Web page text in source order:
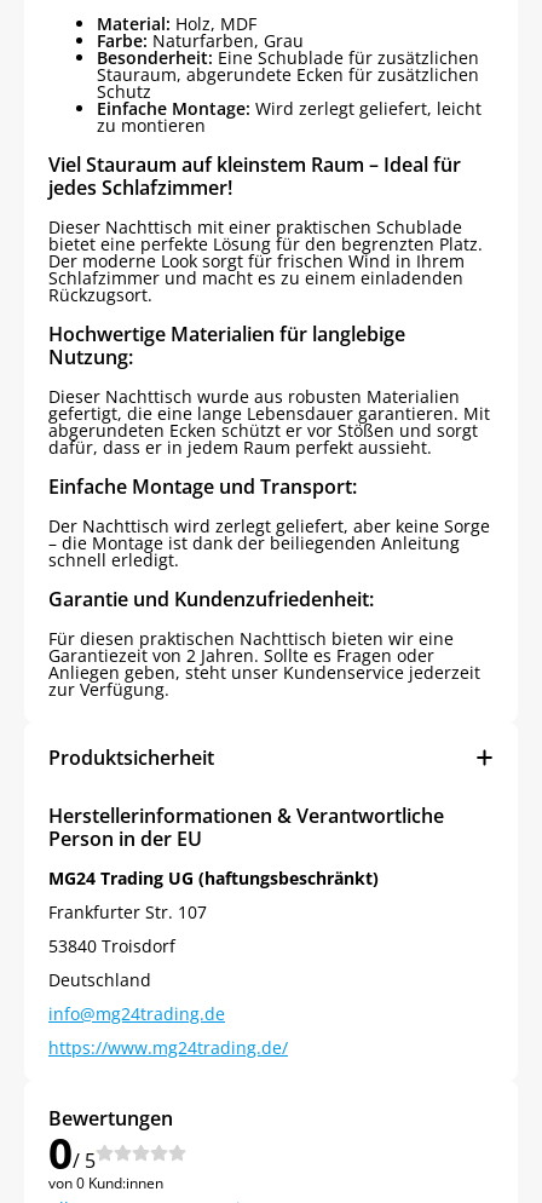
Material: Holz, MDF
Farbe: Naturfarben, Grau
Besonderheit: Eine Schublade für zusätzlichen
Stauraum, abgerundete Ecken für zusätzlichen
Schutz
Einfache Montage: Wird zerlegt geliefert, leicht
zu montieren
Viel Stauraum auf kleinstem Raum – Ideal für
jedes Schlafzimmer!
Dieser Nachttisch mit einer praktischen Schublade
bietet eine perfekte Lösung für den begrenzten Platz.
Der moderne Look sorgt für frischen Wind in Ihrem
Schlafzimmer und macht es zu einem einladenden
Rückzugsort.
Hochwertige Materialien für langlebige
Nutzung:
Dieser Nachttisch wurde aus robusten Materialien
gefertigt, die eine lange Lebensdauer garantieren. Mit
abgerundeten Ecken schützt er vor Stößen und sorgt
dafür, dass er in jedem Raum perfekt aussieht.
Einfache Montage und Transport:
Der Nachttisch wird zerlegt geliefert, aber keine Sorge
– die Montage ist dank der beiliegenden Anleitung
schnell erledigt.
Garantie und Kundenzufriedenheit:
Für diesen praktischen Nachttisch bieten wir eine
Garantiezeit von 2 Jahren. Sollte es Fragen oder
Anliegen geben, steht unser Kundenservice jederzeit
zur Verfügung.
Produktsicherheit
Herstellerinformationen & Verantwortliche
Person in der EU
MG24 Trading UG (haftungsbeschränkt)
Frankfurter Str. 107
53840 Troisdorf
Deutschland
info@mg24trading.de
https://www.mg24trading.de/
Bewertungen
0/ 5
von 0 Kund:innen